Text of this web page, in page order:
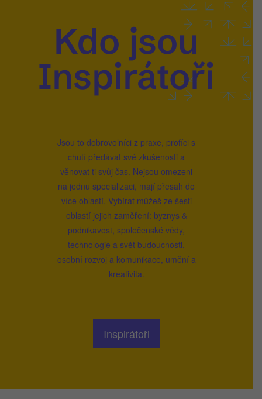
Kdo jsou
Inspirátoři
Jsou to dobrovolníci z praxe, profíci s
chutí předávat své zkušenosti a
věnovat ti svůj čas. Nejsou omezeni
na jednu specializaci, mají přesah do
více oblastí. Vybírat můžeš ze šesti
oblastí jejich zaměření: byznys &
podnikavost, společenské vědy,
technologie a svět budoucnosti,
osobní rozvoj a komunikace, umění a
kreativita.
Inspirátoři